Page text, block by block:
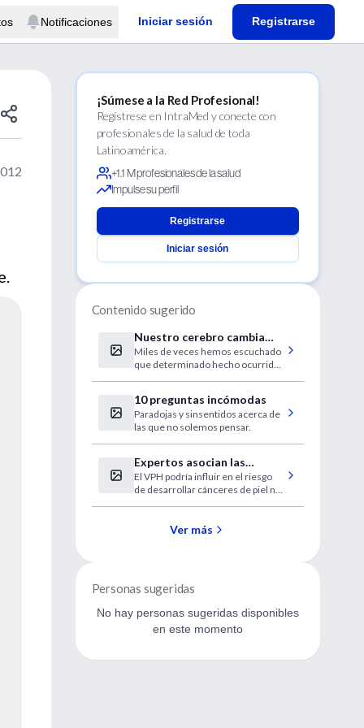
Notificaciones Iniciar sesión Registrarse
¡Súmese a la Red Profesional!
Regístrese en IntraMed y conecte con
profesionales de la salud de toda
Latinoamérica.
+1.1 M profesionales de la salud
Impulse su perfil
Registrarse
Iniciar sesión
Contenido sugerido
Nuestro cerebro cambia
con cada experiencia
Miles de veces hemos escuchado
que determinado hecho ocurrido
10 preguntas incómodas
Paradojas y sinsentidos acerca de
las que no solemos pensar.
Expertos asocian las
verrugas genitales con
varios cánceres
El VPH podría influir en el riesgo
de desarrollar cánceres de piel no
Ver más
Personas sugeridas
No hay personas sugeridas disponibles
en este momento